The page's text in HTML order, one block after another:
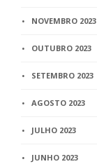
NOVEMBRO 2023
OUTUBRO 2023
SETEMBRO 2023
AGOSTO 2023
JULHO 2023
JUNHO 2023